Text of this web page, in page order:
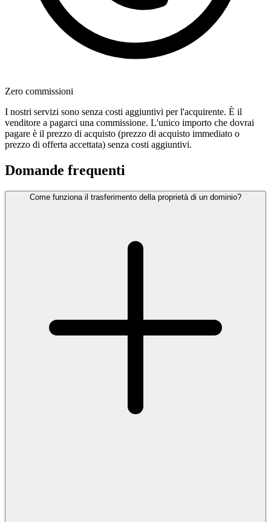
Zero commissioni
I nostri servizi sono senza costi aggiuntivi per l'acquirente. È il
venditore a pagarci una commissione. L'unico importo che dovrai
pagare è il prezzo di acquisto (prezzo di acquisto immediato o
prezzo di offerta accettata) senza costi aggiuntivi.
Domande frequenti
Come funziona il trasferimento della proprietà di un dominio?